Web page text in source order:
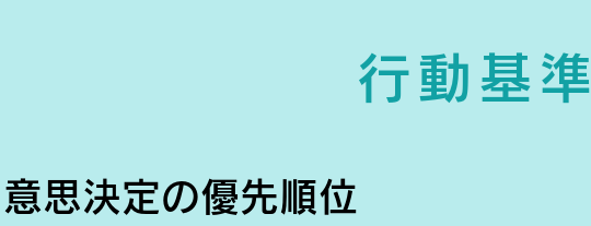
行動基準
意思決定の優先順位